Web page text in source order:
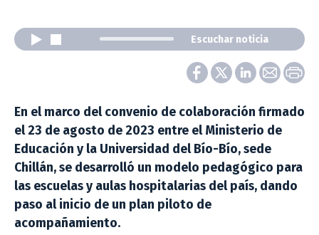
Escuchar noticia
En el marco del convenio de colaboración firmado
el 23 de agosto de 2023 entre el Ministerio de
Educación y la Universidad del Bío-Bío, sede
Chillán, se desarrolló un modelo pedagógico para
las escuelas y aulas hospitalarias del país, dando
paso al inicio de un plan piloto de
acompañamiento.